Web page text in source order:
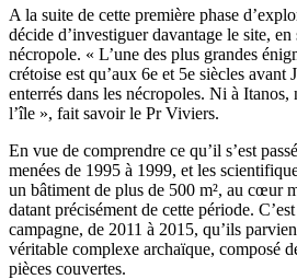
A la suite de cette première phase
décide d’investiguer davantage le site, en
nécropole. « L’une des plus grandes
crétoise est qu’aux 6e et 5e siècles avant
enterrés dans les nécropoles. Ni à Itanos,
l’île », fait savoir le Pr Viviers.
En vue de comprendre ce qu’il s’est
menées de 1995 à 1999, et les
un bâtiment de plus de 500 m², au cœur
datant précisément de cette période.
campagne, de 2011 à 2015, qu’ils
véritable complexe archaïque, composé
pièces couvertes.